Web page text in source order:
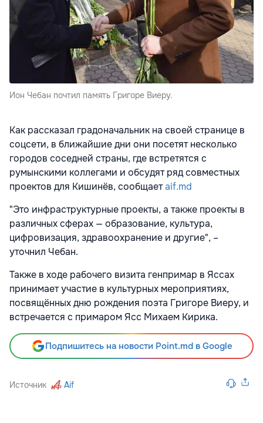
Ион Чебан почтил память Григоре Виеру.
Как рассказал градоначальник на своей странице в
соцсети, в ближайшие дни они посетят несколько
городов соседней страны, где встретятся с
румынскими коллегами и обсудят ряд совместных
проектов для Кишинёв, сообщаетaif.md
"Это инфраструктурные проекты, а также проекты в
различных сферах — образование, культура,
цифровизация, здравоохранение и другие", –
уточнил Чебан.
Также в ходе рабочего визита генпримар в Яссах
принимает участие в культурных мероприятиях,
посвящённых дню рождения поэта Григоре Виеру, и
встречается с примаром Ясс Михаем Кирика.
Подпишитесь на новости Point.md в Google
Источник Aif